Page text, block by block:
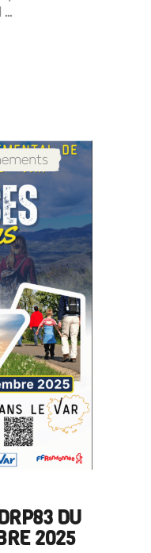
DU
2025